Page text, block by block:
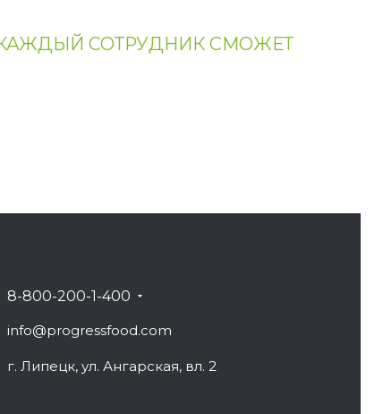
СОТРУДНИК СМОЖЕТ
8-800-200-1-400
info@progressfood.com
г. Липецк, ул. Ангарская, вл. 2